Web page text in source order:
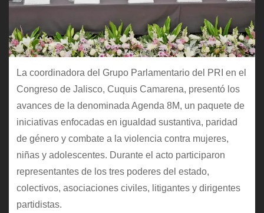
La coordinadora del Grupo Parlamentario del PRI en el
Congreso de Jalisco, Cuquis Camarena, presentó los
avances de la denominada Agenda 8M, un paquete de
iniciativas enfocadas en igualdad sustantiva, paridad
de género y combate a la violencia contra mujeres,
niñas y adolescentes. Durante el acto participaron
representantes de los tres poderes del estado,
colectivos, asociaciones civiles, litigantes y dirigentes
partidistas.